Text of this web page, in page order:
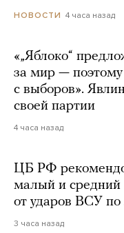
НОВОСТИ 4 часа назад
«„Яблоко“
за мир — поэтому
с выборов».
своей партии
4 часа назад
ЦБ РФ
малый и средний
от ударов ВСУ по
3 часа назад